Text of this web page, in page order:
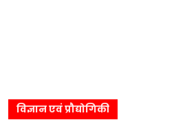
विज्ञान एवं प्रौद्योगिकी